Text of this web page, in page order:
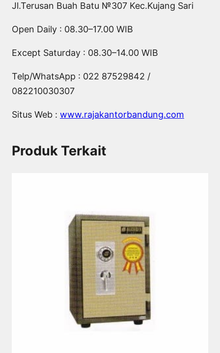
Jl.Terusan Buah Batu №307 Kec.Kujang Sari
Open Daily : 08.30–17.00 WIB
Except Saturday : 08.30–14.00 WIB
Telp/WhatsApp : 022 87529842 /
082210030307
Situs Web : www.rajakantorbandung.com
Produk Terkait